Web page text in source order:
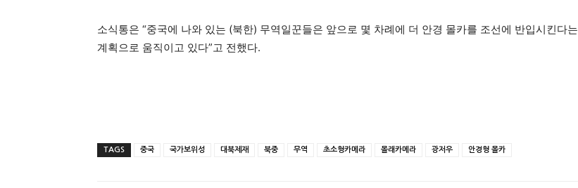
소식통은 “중국에 나와 있는 (북한) 무역일꾼들은 앞으로 몇 차례에 더 안경 몰카를 조선에 반입시킨다는
계획으로 움직이고 있다”고 전했다.
TAGS 중국 국가보위성 대북제재 북중 무역 초소형카메라 몰래카메라 광저우 안경형 몰카